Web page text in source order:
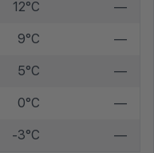
12°C —
9°C —
5°C —
0°C —
-3°C —